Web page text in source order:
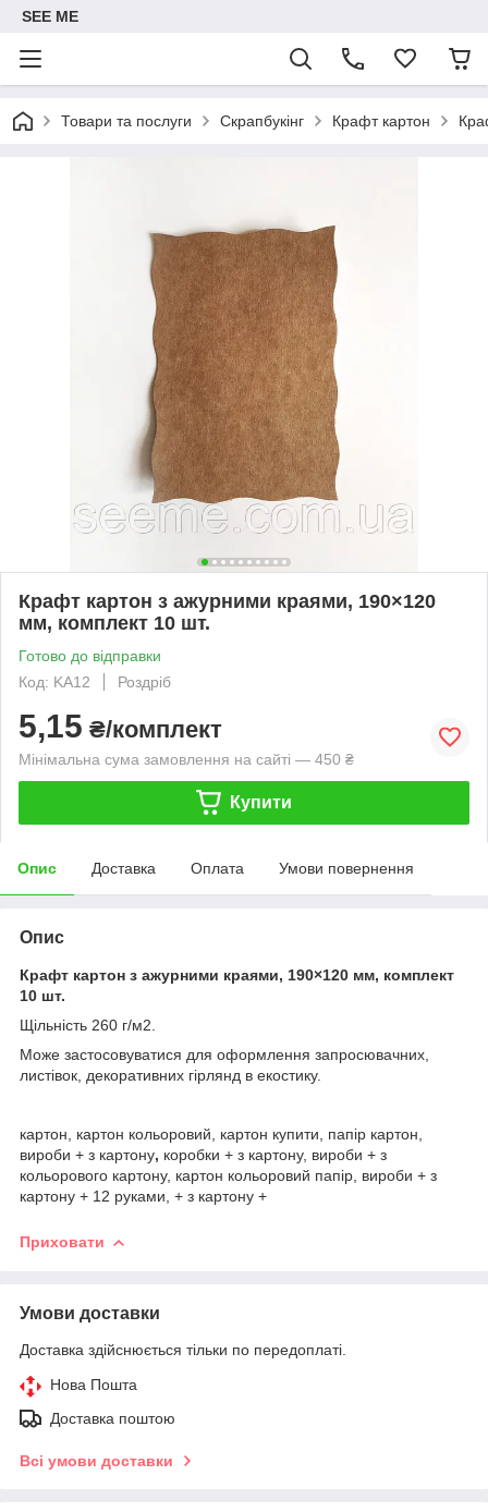
SEE ME
Товари та послуги Скрапбукінг Крафт картон
Крафт картон з ажурними краями, 190×120
мм, комплект 10 шт.
Готово до відправки
Код: KA12
Роздріб
5,15 ₴/комплект
Мінімальна сума замовлення на сайті — 450 ₴
Купити
Опис Доставка Оплата Умови повернення
Опис
Крафт картон з ажурними краями, 190×120 мм, комплект
10 шт.
Щільність 260 г/м2.
Може застосовуватися для оформлення запросювачних,
листівок, декоративних гірлянд в екостику.
картон, картон кольоровий, картон купити, папір картон,
вироби + з картону, коробки + з картону, вироби + з
кольорового картону, картон кольоровий папір, вироби + з
картону + 12 руками, + з картону +
Приховати
Умови доставки
Доставка здійснюється тільки по передоплаті.
Нова Пошта
Доставка поштою
Всі умови доставки